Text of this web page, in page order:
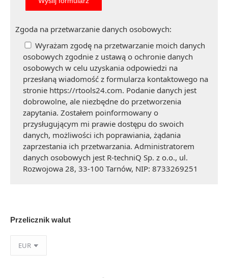
Zgoda na przetwarzanie danych osobowych:
Wyrażam zgodę na przetwarzanie moich danych
osobowych zgodnie z ustawą o ochronie danych
osobowych w celu uzyskania odpowiedzi na
przesłaną wiadomość z formularza kontaktowego na
stronie https://rtools24.com. Podanie danych jest
dobrowolne, ale niezbędne do przetworzenia
zapytania. Zostałem poinformowany o
przysługującym mi prawie dostępu do swoich
danych, możliwości ich poprawiania, żądania
zaprzestania ich przetwarzania. Administratorem
danych osobowych jest R-techniQ Sp. z o.o., ul.
Rozwojowa 28, 33-100 Tarnów, NIP: 8733269251
Przelicznik walut